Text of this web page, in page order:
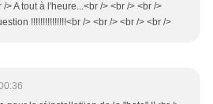
/> A tout à l'heure...<br /> <br /> <br />
!!!!!!!!!!!!!!!<br /> <br /> <br /> <br />